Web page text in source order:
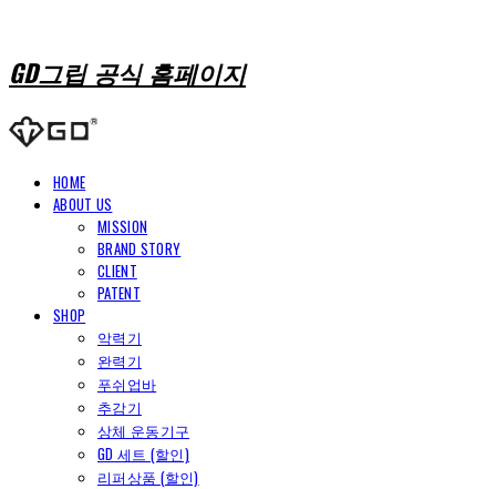
GD그립 공식 홈페이지
HOME
ABOUT US
MISSION
BRAND STORY
CLIENT
PATENT
SHOP
악력기
완력기
푸쉬업바
추감기
상체 운동기구
GD 세트 (할인)
리퍼상품 (할인)